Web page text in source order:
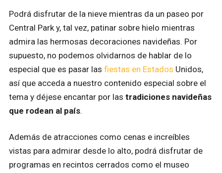
Podrá disfrutar de la nieve mientras da un paseo por
Central Park y, tal vez, patinar sobre hielo mientras
admira las hermosas decoraciones navideñas. Por
supuesto, no podemos olvidarnos de hablar de lo
especial que es pasar las fiestas en Estados Unidos,
así que acceda a nuestro contenido especial sobre el
tema y déjese encantar por las tradiciones navideñas
que rodean al país.
Además de atracciones como cenas e increíbles
vistas para admirar desde lo alto, podrá disfrutar de
programas en recintos cerrados como el museo